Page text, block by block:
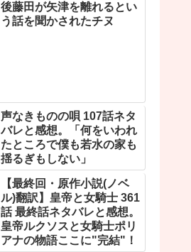
後藤田が矢津を離れるとい
う話を聞かされたチヌ
声なきものの唄 107話ネタ
バレと感想。「何をいわれ
たところで僕も若水の家も
揺るぎもしない」
【最終回・原作小説(ノベ
ル)翻訳】皇帝と女騎士 361
話 最終話ネタバレと感想。
皇帝ルクソスと女騎士ポリ
アナの物語ここに"完結"！